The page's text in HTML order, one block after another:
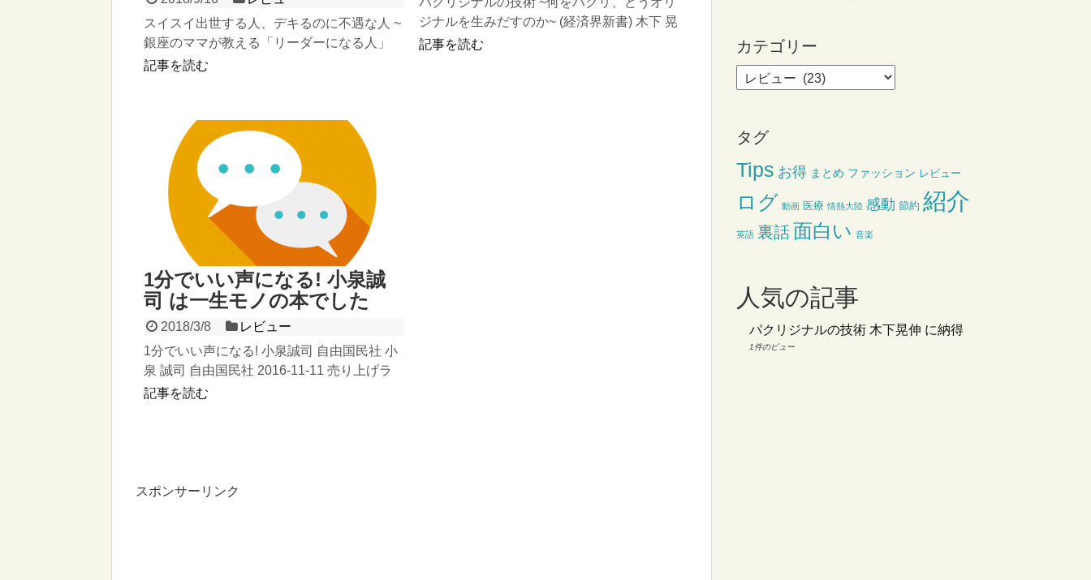
スイスイ出世する人、デキるのに不遇な人 ~
銀座のママが教える「リーダーになる人」
28の共通点~ (ワニブックスPLUS新書) 伊藤
記事を読む
ジナルを生みだすのか~ (経済界新書) 木下 晃
伸 経済界 2012-12-15売り上げランキン...
記事を読む
1分でいい声になる! 小泉誠
司 は一生モノの本でした
2018/3/8
レビュー
1分でいい声になる! 小泉誠司 自由国民社 小
泉 誠司 自由国民社 2016-11-11 売り上げラ
ンキング : 4...
記事を読む
スポンサーリンク
カテゴリー
タグ
Tips お得 まとめ ファッション レビュー
ログ 動画 医療 情熱大陸 感動 節約 紹介
英語 裏話面白い 音楽
人気の記事
パクリジナルの技術 木下晃伸 に納得
1件のビュー